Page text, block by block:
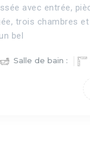
avec entrée,
trois chambres
bel
Salle de bain :